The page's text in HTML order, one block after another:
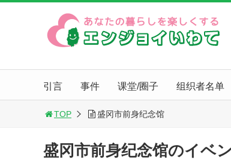
引言 事件 课堂/圈子 组织者名单
TOP 盛冈市前身纪念馆
盛冈市前身纪念馆のイベ